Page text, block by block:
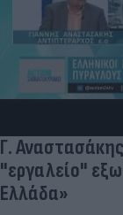
«Οι πύραυλοι